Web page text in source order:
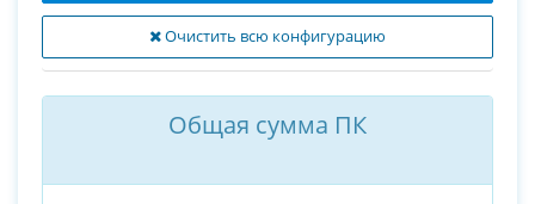
Очистить всю конфигурацию
Общая сумма ПК